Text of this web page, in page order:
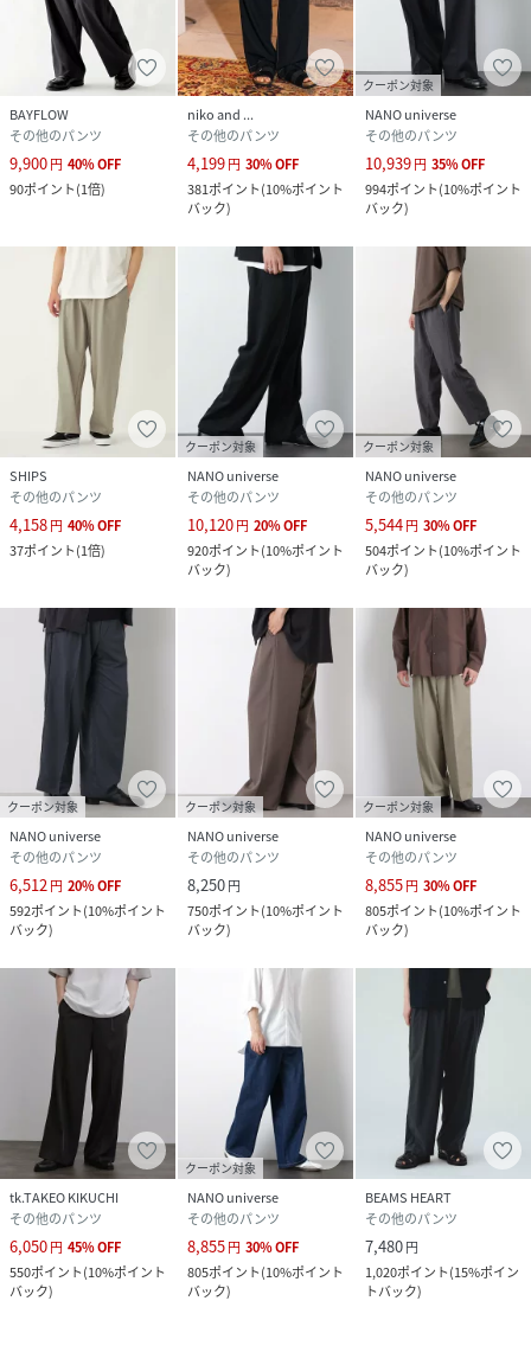
BAYFLOW
その他のパンツ
9,900円 40%OFF
90ポイント(1倍)
niko and ...
その他のパンツ
4,199円 30%OFF
381ポイント(10%ポイント
バック)
クーポン対象
NANO universe
その他のパンツ
10,939円 35%OFF
994ポイント(10%ポイント
バック)
SHIPS
その他のパンツ
4,158円 40%OFF
37ポイント(1倍)
クーポン対象
NANO universe
その他のパンツ
10,120円 20%OFF
920ポイント(10%ポイント
バック)
クーポン対象
NANO universe
その他のパンツ
5,544円 30%OFF
504ポイント(10%ポイント
バック)
クーポン対象
NANO universe
その他のパンツ
6,512円 20%OFF
592ポイント(10%ポイント
バック)
クーポン対象
NANO universe
その他のパンツ
8,250円
750ポイント(10%ポイント
バック)
クーポン対象
NANO universe
その他のパンツ
8,855円 30%OFF
805ポイント(10%ポイント
バック)
tk.TAKEO KIKUCHI
その他のパンツ
6,050円 45%OFF
550ポイント(10%ポイント
バック)
クーポン対象
NANO universe
その他のパンツ
8,855円 30%OFF
805ポイント(10%ポイント
バック)
BEAMS HEART
その他のパンツ
7,480円
1,020ポイント(15%ポイン
トバック)